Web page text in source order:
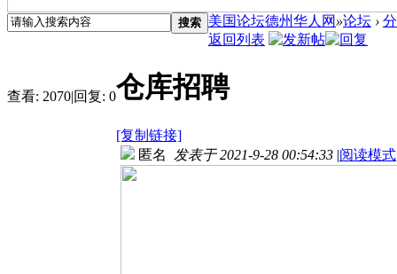
搜索 美国论坛德州华人网 »论坛 ›
返回列表
查看: 2070|回复: 0仓库招聘
[复制链接]
匿名 发表于 2021-9-28 00:54:33 |阅读模式